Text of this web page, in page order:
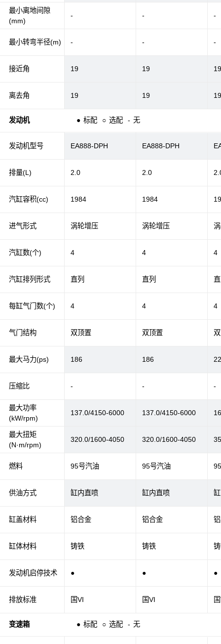
最小离地间隙
(mm)
最小转弯半径(m)
接近角
离去角
发动机 ● 标配 ○ 选配 - 无
发动机型号
排量(L)
汽缸容积(cc)
进气形式
汽缸数(个)
汽缸排列形式
每缸气门数(个)
气门结构
最大马力(ps)
压缩比
最大功率
(kW/rpm)
最大扭矩
(N·m/rpm)
燃料
供油方式
缸盖材料
缸体材料
发动机启停技术
排放标准
变速箱 ● 标配 ○ 选配 - 无
- - -
- - -
19 19
19 19
EA888-DPH EA888-DPH
2.0 2.0
1984 1984
涡轮增压 涡轮增压
4 4 4
直列 直列
4 4 4
双顶置 双顶置
186 186
- - -
137.0/4150-6000 137.0/4150-6000
320.0/1600-4050 320.0/1600-4050
95号汽油 95号汽油
缸内直喷 缸内直喷
铝合金 铝合金
铸铁 铸铁
● ● ●
国VI 国VI